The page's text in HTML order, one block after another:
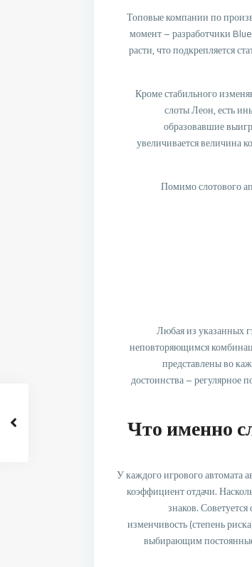
Топовые компании по
момент – разработчики
расти, что подкрепляется
Кроме стабильного
слоты Леон, есть
образовавшие
увеличивается величина
Помимо слотового
Любая из указанных
неповторяющимся
представлены во
достоинства –
Что именно
У каждого игрового автомата
коэффициент отдачи.
знаков.
изменчивость (степень
выбирающим